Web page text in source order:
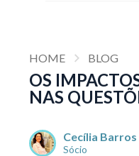
HOME BLOG
OS
NAS
Cecília Barros
Sócio